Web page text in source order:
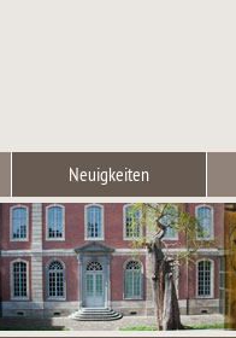
Neuigkeiten